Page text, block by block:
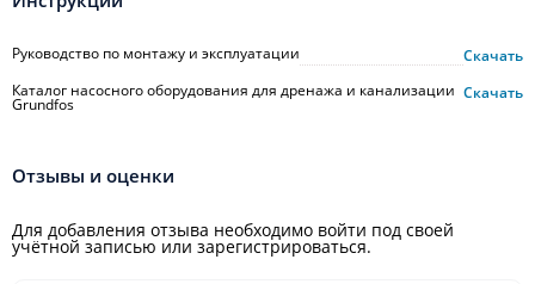
Руководство по монтажу и эксплуатации
Скачать
Каталог насосного оборудования для дренажа и канализации
Grundfos
Скачать
Отзывы и оценки
Для добавления отзыва необходимо войти под своей
учётной записью или зарегистрироваться.